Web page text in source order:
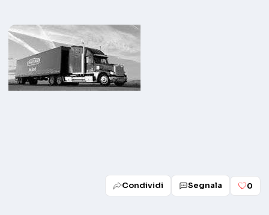
Condividi Segnala 0